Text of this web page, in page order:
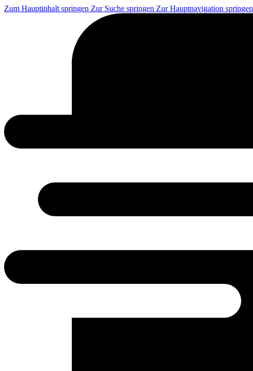
Zum Hauptinhalt springen Zur Suche springen Zur Hauptnavigation springen